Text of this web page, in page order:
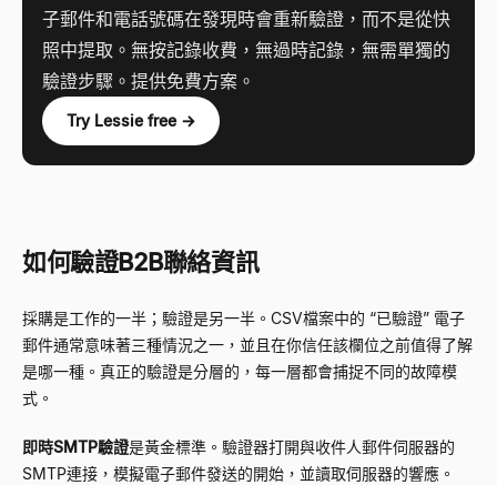
子郵件和電話號碼在發現時會重新驗證，而不是從快
照中提取。無按記錄收費，無過時記錄，無需單獨的
驗證步驟。提供免費方案。
Try Lessie free →
如何驗證B2B聯絡資訊
採購是工作的一半；驗證是另一半。CSV檔案中的 “已驗證” 電子
郵件通常意味著三種情況之一，並且在你信任該欄位之前值得了解
是哪一種。真正的驗證是分層的，每一層都會捕捉不同的故障模
式。
即時SMTP驗證是黃金標準。驗證器打開與收件人郵件伺服器的
SMTP連接，模擬電子郵件發送的開始，並讀取伺服器的響應。